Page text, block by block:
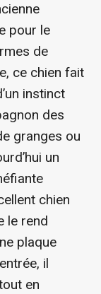
pour le
de
ce chien fait
instinct
des
granges ou
un
chien
le rend
plaque
il
en